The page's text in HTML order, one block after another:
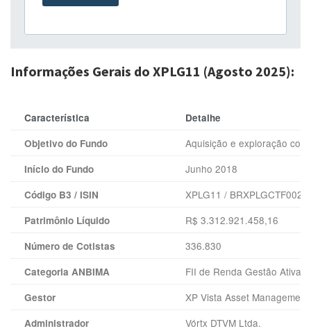
Informações Gerais do XPLG11 (Agosto 2025):
Característica
Detalhe
Objetivo do Fundo
Aquisição e exploração
Início do Fundo Junho 2018
Código B3 / ISIN XPLG11 / BRXPLGCTF002
Patrimônio Líquido R$ 3.312.921.458,16
Número de Cotistas 336.830
Categoria ANBIMA FII de Renda Gestão Ativa
Gestor XP Vista Asset
Administrador Vórtx DTVM Ltda.